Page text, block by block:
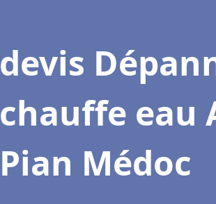
devis
chauffe eau
Pian Médoc